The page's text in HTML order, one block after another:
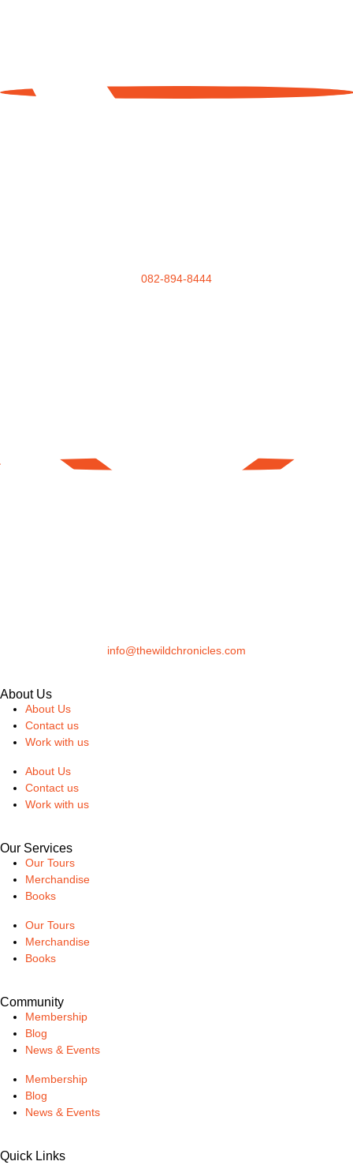
082-894-8444
info@thewildchronicles.com
About Us
About Us
Contact us
Work with us
About Us
Contact us
Work with us
Our Services
Our Tours
Merchandise
Books
Our Tours
Merchandise
Books
Community
Membership
Blog
News & Events
Membership
Blog
News & Events
Quick Links